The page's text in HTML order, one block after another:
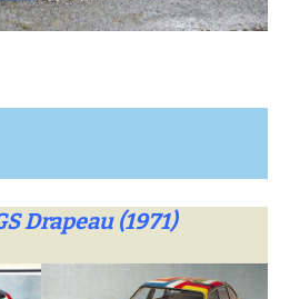
Drapeau (1971)